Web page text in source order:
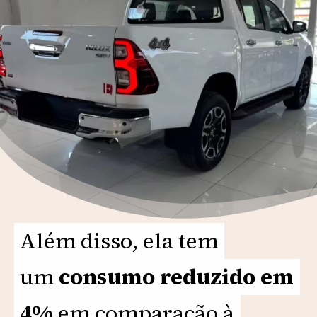
Além disso, ela tem
umconsumo reduzido em
Além disso, ela tem
umconsumo reduzido em